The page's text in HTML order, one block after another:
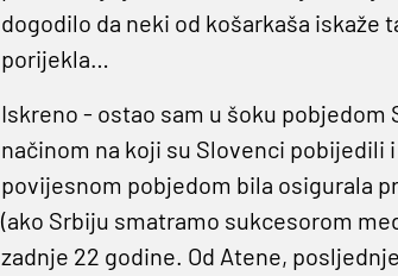
dogodilo da neki od košarkaša
porijekla…
Iskreno - ostao sam u šoku
načinom na koji su Slovenci pobijedili
povijesnom pobjedom bila osigurala
(ako Srbiju smatramo sukcesorom
zadnje 22 godine. Od Atene,